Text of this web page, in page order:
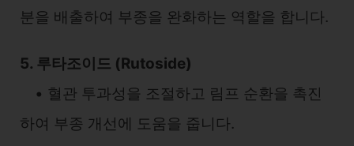
분을 배출하여 부종을 완화하는 역할을 합니다.
5. 루타조이드 (Rutoside)
• 혈관 투과성을 조절하고 림프 순환을 촉진
하여 부종 개선에 도움을 줍니다.